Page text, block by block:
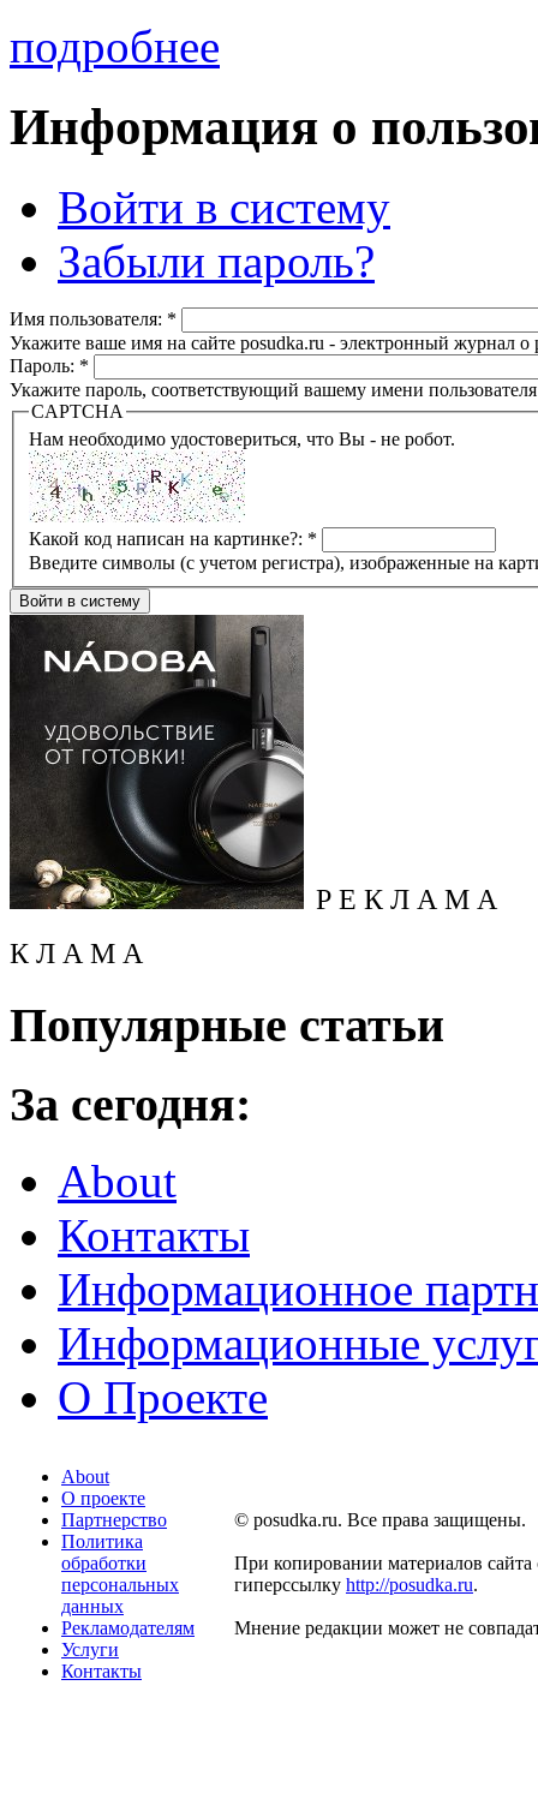
подробнее
Информация о
Войти в систему
Забыли пароль?
Имя пользователя: *
Укажите ваше имя на сайте posudka.ru - электронный журнал
Пароль: *
Укажите пароль, соответствующий вашему имени
CAPTCHA
Нам необходимо удостовериться, что Вы - не робот.
Какой код написан на картинке?: *
Введите символы (с учетом регистра), изображенные на
Р Е К Л А М А
К Л А М А
Популярные статьи
За сегодня:
About
Контакты
Информационное
Информационные
О Проекте
About
О проекте
Партнерство
Политика
обработки
персональных
данных
Рекламодателям
Услуги
Контакты
© posudka.ru. Все права защищены.
При копировании материалов сайта
гиперссылку http://posudka.ru.
Мнение редакции может не